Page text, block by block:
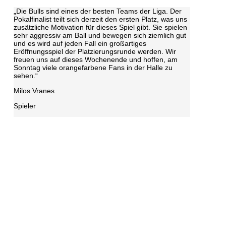
„Die Bulls sind eines der besten Teams der Liga. Der
Pokalfinalist teilt sich derzeit den ersten Platz, was uns
zusätzliche Motivation für dieses Spiel gibt. Sie spielen
sehr aggressiv am Ball und bewegen sich ziemlich gut
und es wird auf jeden Fall ein großartiges
Eröffnungsspiel der Platzierungsrunde werden. Wir
freuen uns auf dieses Wochenende und hoffen, am
Sonntag viele orangefarbene Fans in der Halle zu
sehen.“
Milos Vranes
Spieler